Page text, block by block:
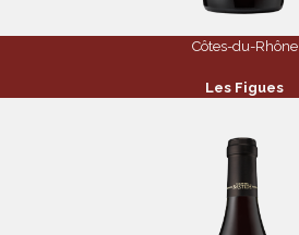
Côtes-du-Rhône
Les Figues